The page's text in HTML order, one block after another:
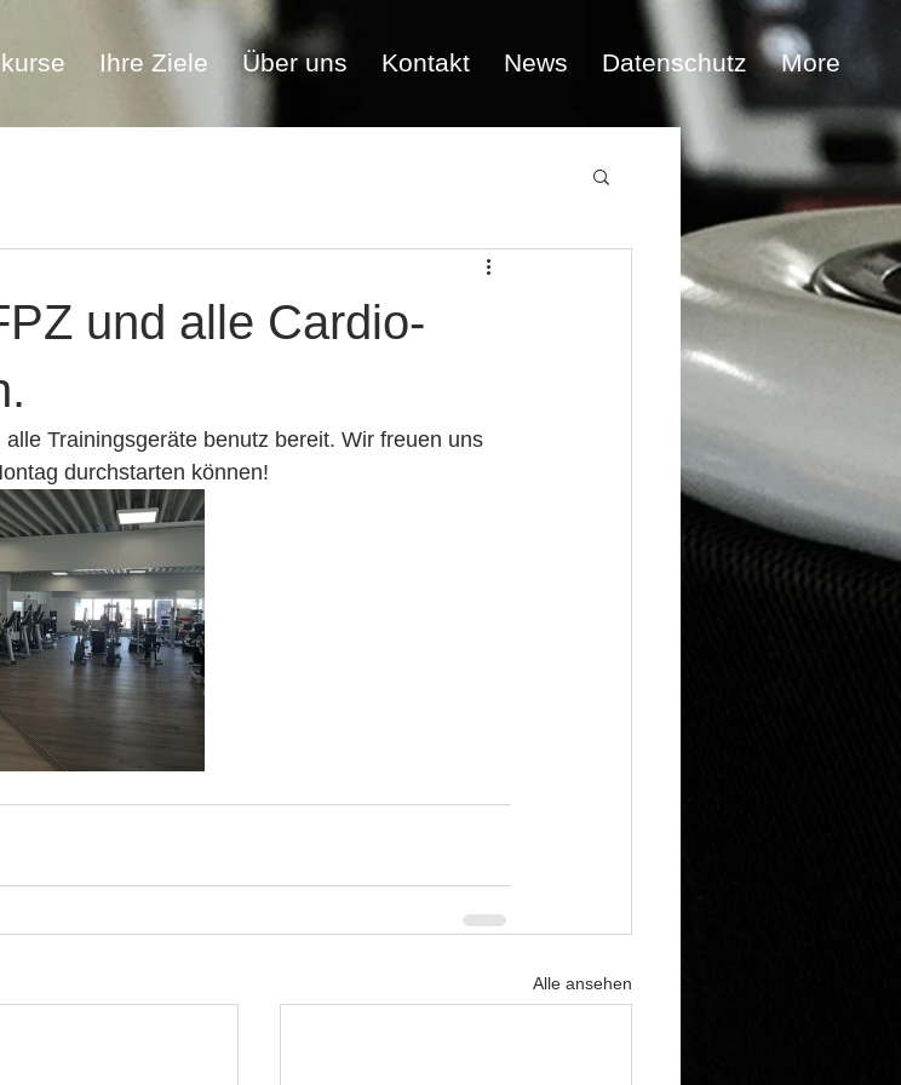
Ihre Ziele Über uns Kontakt News Datenschutz More
und alle Cardio-
Trainingsgeräte benutz bereit. Wir freuen uns
durchstarten können!
Alle ansehen